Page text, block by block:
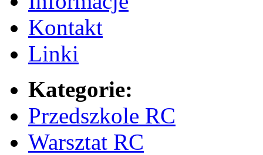
Kontakt
Linki
Kategorie:
Przedszkole RC
Warsztat RC